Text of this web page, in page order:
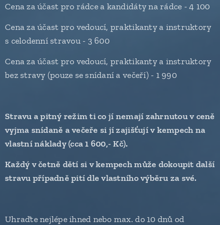
Cena za účast pro rádce a kandidáty na rádce - 4 100
Cena za účast pro vedoucí, praktikanty a instruktory
s celodenní stravou - 3 600
Cena za účast pro vedoucí, praktikanty a instruktory
bez stravy (pouze se snídaní a večeří) - 1 990
Stravu a pitný režim ti co jí nemají zahrnutou v ceně
vyjma snídaně a večeře si jí zajišťují v kempech na
vlastní náklady (cca 1 600,- Kč).
Každý v četně dětí si v kempech může dokoupit další
stravu případně pití dle vlastního výběru za své.
Uhraďte nejlépe ihned nebo max. do 10 dnů od